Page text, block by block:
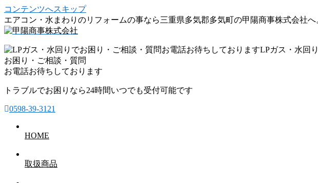
コンテンツへスキップ
エアコン・水まわりのリフォームの事なら三重県多気郡多気町の甲陽商事株式会社へ
LPガス・水回
お困り・ご相談・質問
お電話お待ちしております
トラブルでお困りなら24時間いつでも受付可能です
0598-39-3121
HOME
取扱商品